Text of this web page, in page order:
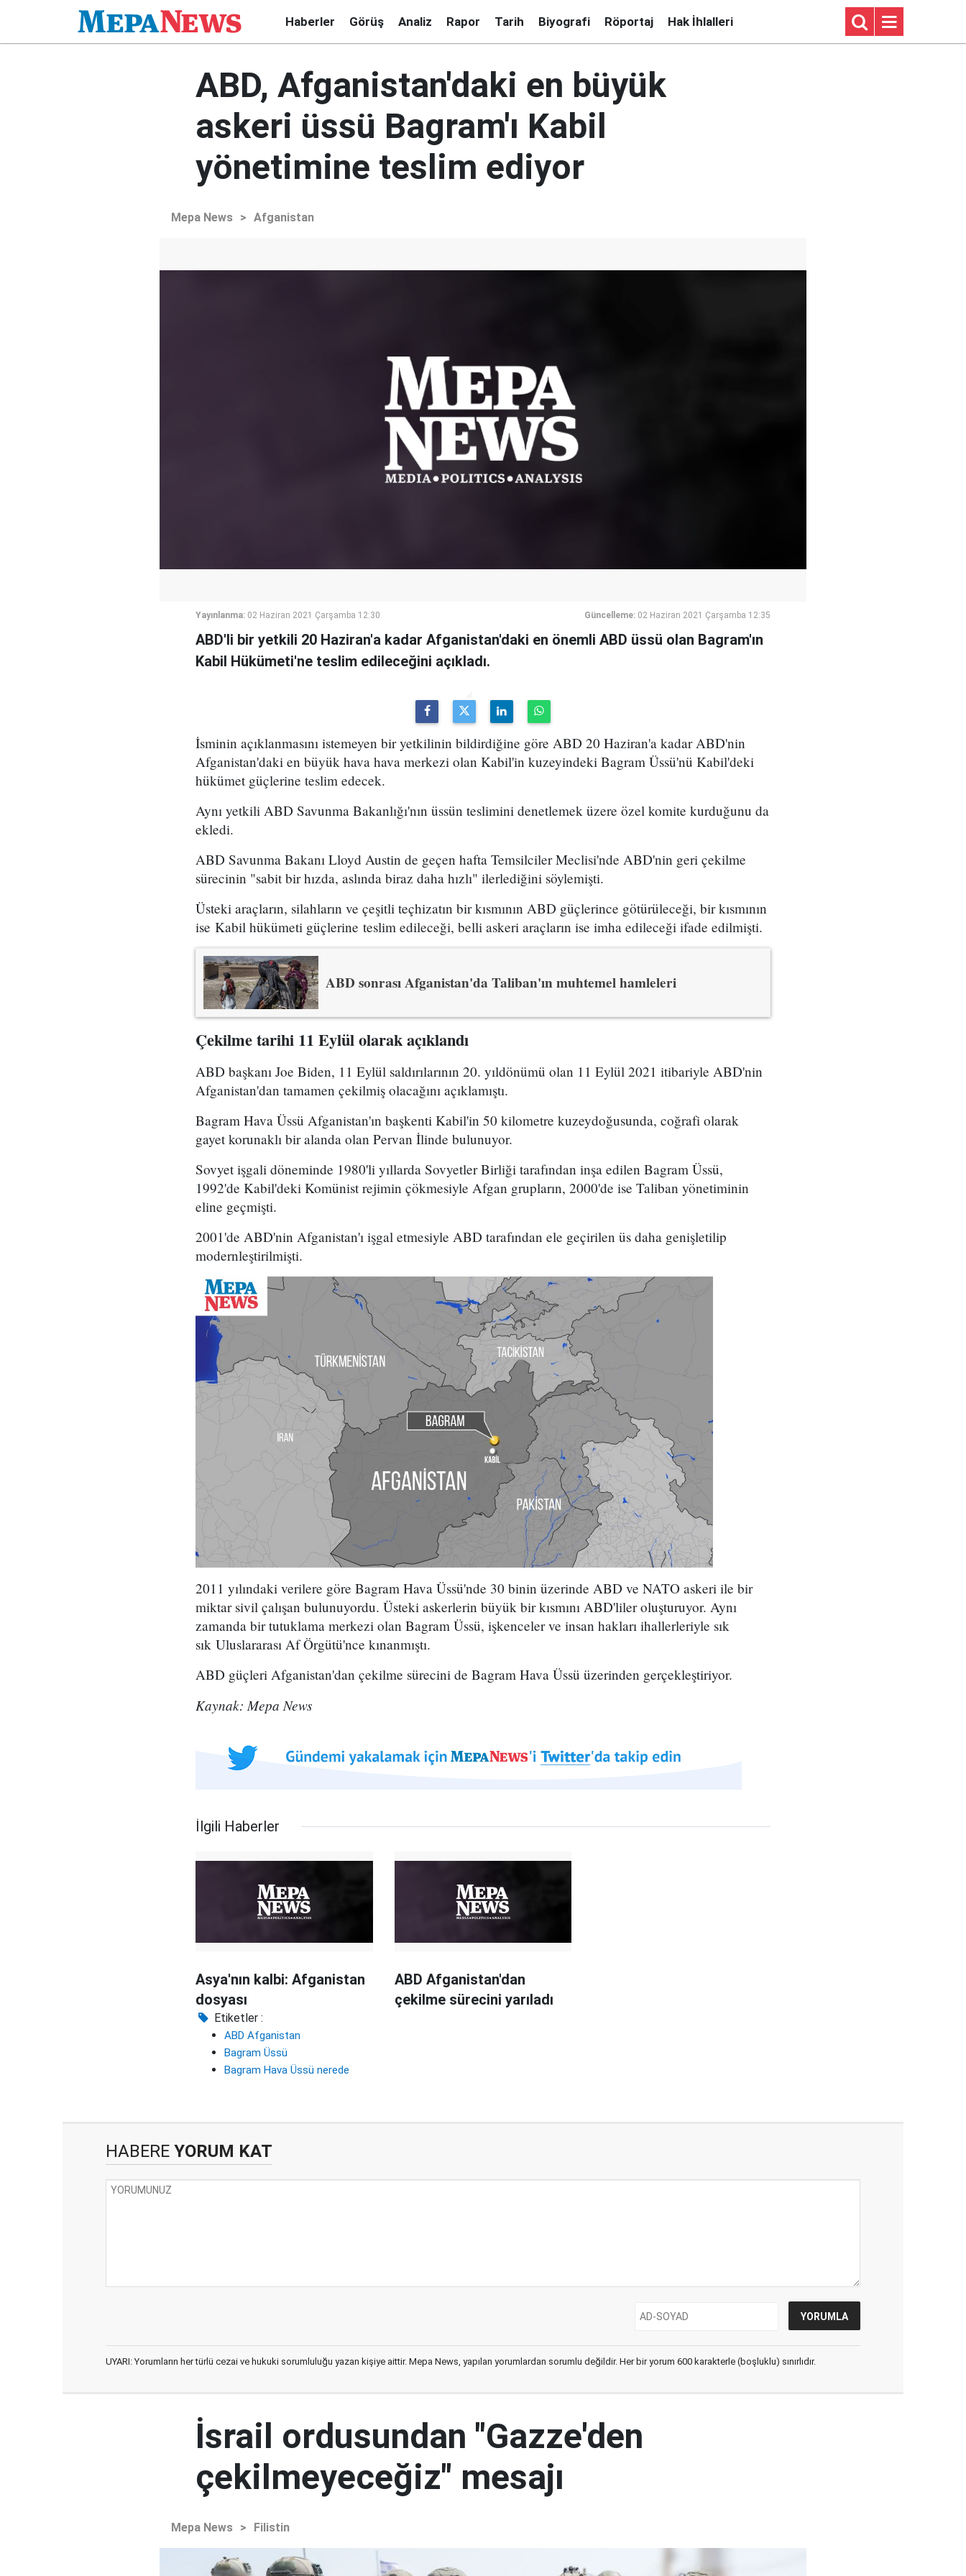
Haberler Görüş Analiz Rapor Tarih Biyografi Röportaj Hak İhlalleri
ABD, Afganistan'daki en büyük
askeri üssü Bagram'ı Kabil
yönetimine teslim ediyor
Mepa News > Afganistan
Yayınlanma: 02 Haziran 2021 Çarşamba 12:30 Güncelleme: 02 Haziran 2021 Çarşamba 12:35
ABD'li bir yetkili 20 Haziran'a kadar Afganistan'daki en önemli ABD üssü olan Bagram'ın
Kabil Hükümeti'ne teslim edileceğini açıkladı.
İsminin açıklanmasını istemeyen bir yetkilinin bildirdiğine göre ABD 20 Haziran'a kadar ABD'nin
Afganistan'daki en büyük hava hava merkezi olan Kabil'in kuzeyindeki Bagram Üssü'nü Kabil'deki
hükümet güçlerine teslim edecek.
Aynı yetkili ABD Savunma Bakanlığı'nın üssün teslimini denetlemek üzere özel komite kurduğunu da
ekledi.
ABD Savunma Bakanı Lloyd Austin de geçen hafta Temsilciler Meclisi'nde ABD'nin geri çekilme
sürecinin "sabit bir hızda, aslında biraz daha hızlı" ilerlediğini söylemişti.
Üsteki araçların, silahların ve çeşitli teçhizatın bir kısmının ABD güçlerince götürüleceği, bir kısmının
ise Kabil hükümeti güçlerine teslim edileceği, belli askeri araçların ise imha edileceği ifade edilmişti.
ABD sonrası Afganistan'da Taliban'ın muhtemel hamleleri
Çekilme tarihi 11 Eylül olarak açıklandı
ABD başkanı Joe Biden, 11 Eylül saldırılarının 20. yıldönümü olan 11 Eylül 2021 itibariyle ABD'nin
Afganistan'dan tamamen çekilmiş olacağını açıklamıştı.
Bagram Hava Üssü Afganistan'ın başkenti Kabil'in 50 kilometre kuzeydoğusunda, coğrafi olarak
gayet korunaklı bir alanda olan Pervan İlinde bulunuyor.
Sovyet işgali döneminde 1980'li yıllarda Sovyetler Birliği tarafından inşa edilen Bagram Üssü,
1992'de Kabil'deki Komünist rejimin çökmesiyle Afgan grupların, 2000'de ise Taliban yönetiminin
eline geçmişti.
2001'de ABD'nin Afganistan'ı işgal etmesiyle ABD tarafından ele geçirilen üs daha genişletilip
modernleştirilmişti.
2011 yılındaki verilere göre Bagram Hava Üssü'nde 30 binin üzerinde ABD ve NATO askeri ile bir
miktar sivil çalışan bulunuyordu. Üsteki askerlerin büyük bir kısmını ABD'liler oluşturuyor. Aynı
zamanda bir tutuklama merkezi olan Bagram Üssü, işkenceler ve insan hakları ihallerleriyle sık
sık Uluslararası Af Örgütü'nce kınanmıştı.
ABD güçleri Afganistan'dan çekilme sürecini de Bagram Hava Üssü üzerinden gerçekleştiriyor.
Kaynak: Mepa News
İlgili Haberler
Asya'nın kalbi: Afganistan
dosyası
ABD Afganistan'dan
çekilme sürecini yarıladı
Etiketler :
ABD Afganistan
Bagram Üssü
Bagram Hava Üssü nerede
HABERE YORUM KAT
UYARI: Yorumların her türlü cezai ve hukuki sorumluluğu yazan kişiye aittir. Mepa News, yapılan yorumlardan sorumlu değildir. Her bir yorum 600 karakterle (boşluklu) sınırlıdır.
İsrail ordusundan "Gazze'den
çekilmeyeceğiz" mesajı
Mepa News > Filistin